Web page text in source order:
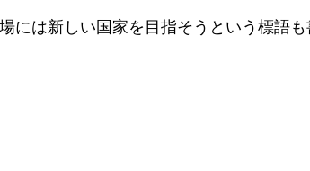
には新しい国家を目指そうという標語